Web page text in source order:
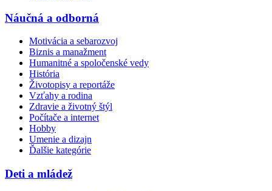
Náučná a odborná
Motivácia a sebarozvoj
Biznis a manažment
Humanitné a spoločenské vedy
História
Životopisy a reportáže
Vzťahy a rodina
Zdravie a životný štýl
Počítače a internet
Hobby
Umenie a dizajn
Ďalšie kategórie
Deti a mládež